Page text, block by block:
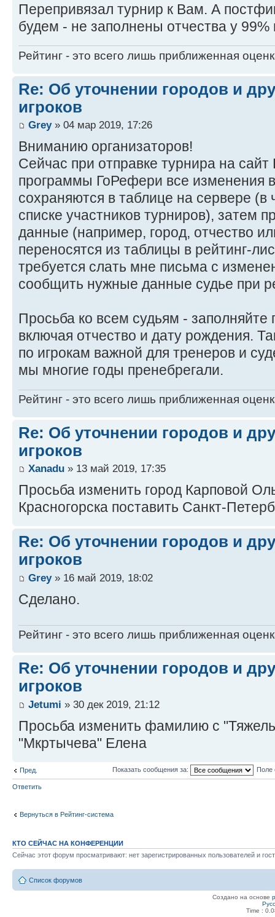
Перепривязал турнир к Вам. А
будем - не заполнены отчества у 99%
Рейтинг - это всего лишь приближенная
Re: Об уточнении городов и
игроков
Grey» 04 мар 2019, 17:26
Вниманию организаторов!
Сейчас при отправке турнира на
программы ГоРефери все изменения в
сохраняются в таблице на сервере
списке участников турниров), затем
данные (например, город, отчество
переносятся из таблицы в рейтинг-
требуется слать мне письма с
сообщить нужные данные судье при
Просьба ко всем судьям - заполняйте
включая отчество и дату рождения.
по игрокам важной для тренеров и
мы многие годы пренебрегали.
Рейтинг - это всего лишь приближенная
Re: Об уточнении городов и
игроков
Xanadu » 13 май 2019, 17:35
Просьба изменить город Карповой
Красногорска поставить Санкт-
Re: Об уточнении городов и
игроков
Grey» 16 май 2019, 18:02
Сделано.
Рейтинг - это всего лишь приближенная
Re: Об уточнении городов и
игроков
Jetumi » 30 дек 2019, 21:12
Просьба изменить фамилию с
"Мкртычева" Елена
Пред. Показать сообщения за: Поле
Ответить
Вернуться в Рейтинг-система
КТО СЕЙЧАС НА КОНФЕРЕНЦИИ
Сейчас этот форум просматривают: нет зарегистрированных пользователей и
Список форумов
Создано на основе
Time :